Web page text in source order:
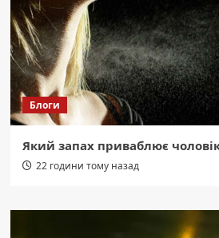
Блоги
Який запах приваблює
22 години тому назад